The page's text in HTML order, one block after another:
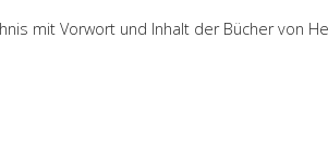
mit Vorwort und Inhalt der Bücher von